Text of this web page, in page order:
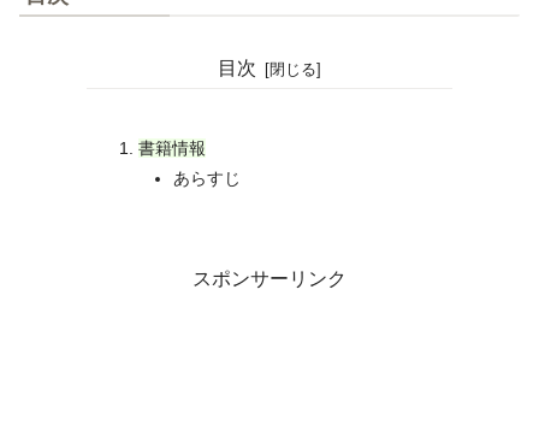
目次
書籍情報
あらすじ
スポンサーリンク